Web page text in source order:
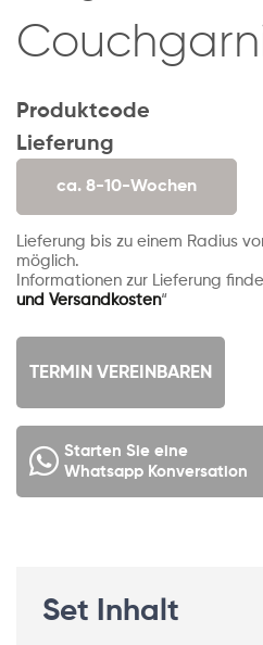
Produktcode
Lieferung
ca. 8-10-Wochen
Lieferung bis zu einem Radius
möglich.
Informationen zur Lieferung
und Versandkosten“
TERMIN VEREINBAREN
Starten Sie eine
Whatsapp Konversation
Set Inhalt